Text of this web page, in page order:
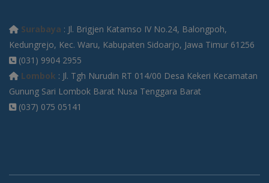
Surabaya : Jl. Brigjen Katamso IV No.24, Balongpoh,
Kedungrejo, Kec. Waru, Kabupaten Sidoarjo, Jawa Timur 61256
(031) 9904 2955
Lombok : Jl. Tgh Nurudin RT 014/00 Desa Kekeri Kecamatan
Gunung Sari Lombok Barat Nusa Tenggara Barat
(037) 075 05141